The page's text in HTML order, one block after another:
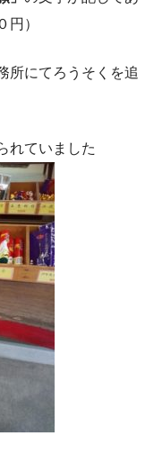
円）
所にてろうそくを追
れていました